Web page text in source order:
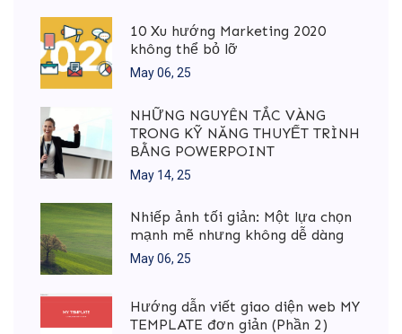
10 Xu hướng Marketing 2020
không thể bỏ lỡ
May 06, 25
NHỮNG NGUYÊN TẮC VÀNG
TRONG KỸ NĂNG THUYẾT TRÌNH
BẰNG POWERPOINT
May 14, 25
Nhiếp ảnh tối giản: Một lựa chọn
mạnh mẽ nhưng không dễ dàng
May 06, 25
Hướng dẫn viết giao diện web MY
TEMPLATE đơn giản (Phần 2)